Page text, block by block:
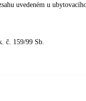
uvedeném u
č. 159/99 Sb.